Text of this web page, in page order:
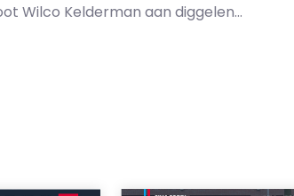
Wilco Kelderman aan diggelen…